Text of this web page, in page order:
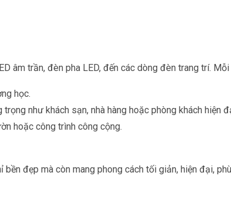
âm trần, đèn pha LED, đến các dòng đèn trang trí.
học.
như khách sạn, nhà hàng hoặc phòng khách hiện
hoặc công trình công cộng.
đẹp mà còn mang phong cách tối giản, hiện đại,